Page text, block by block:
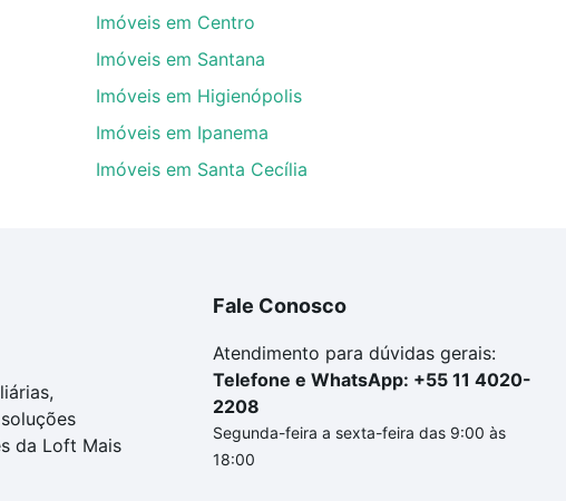
Imóveis em Centro
Imóveis em Santana
Imóveis em Higienópolis
Imóveis em Ipanema
Imóveis em Santa Cecília
da Loft Mais
Fale Conosco
Atendimento para dúvidas gerais:
Telefone e WhatsApp: +55 11 4020-
2208
Segunda-feira a sexta-feira das 9:00 às
18:00